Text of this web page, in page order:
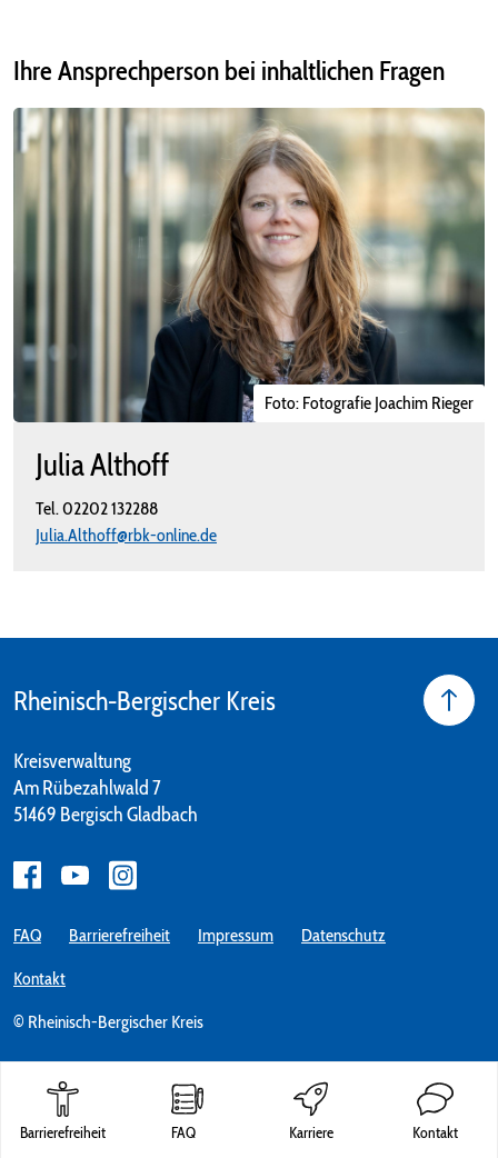
Barrierefreiheit FAQ Karriere Kontakt
Ihre Ansprechperson bei inhaltlichen Fragen
Julia Althoff
Tel. 02202 132288
Julia.Althoff@rbk-online.de
Foto: Fotografie Joachim Rieger
Rheinisch-Bergischer Kreis
Kreisverwaltung
Am Rübezahlwald 7
51469 Bergisch Gladbach
© Rheinisch-Bergischer Kreis
FAQ Barrierefreiheit Impressum Datenschutz
Kontakt